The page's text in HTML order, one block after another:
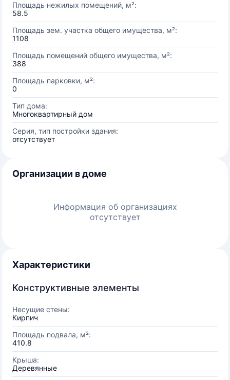
Площадь нежилых помещений, м²:
58.5
Площадь зем. участка общего имущества, м²:
1108
Площадь помещений общего имущества, м²:
388
Площадь парковки, м²:
0
Тип дома:
Многоквартирный дом
Серия, тип постройки здания:
отсутствует
Организации в доме
Информация об организациях
отсутствует
Характеристики
Конструктивные элементы
Несущие стены:
Кирпич
Площадь подвала, м²:
410.8
Крыша:
Деревянные